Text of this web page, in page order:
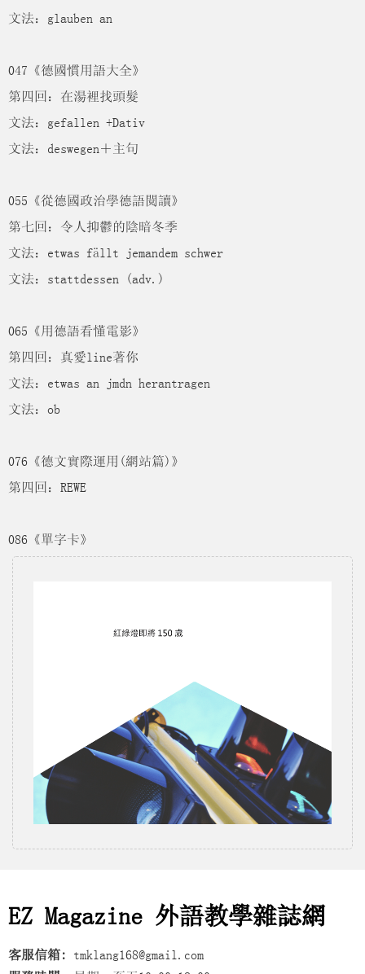
文法：glauben an
047《德國慣用語大全》
第四回：在湯裡找頭髮
文法：gefallen +Dativ
文法：deswegen＋主句
055《從德國政治學德語閱讀》
第七回：令人抑鬱的陰暗冬季
文法：etwas fällt jemandem schwer
文法：stattdessen (adv.)
065《用德語看懂電影》
第四回：真愛line著你
文法：etwas an jmdn herantragen
文法：ob
076《德文實際運用(網站篇)》
第四回：REWE
086《單字卡》
EZ Magazine 外語教學雜誌網
客服信箱: tmklang168@gmail.com